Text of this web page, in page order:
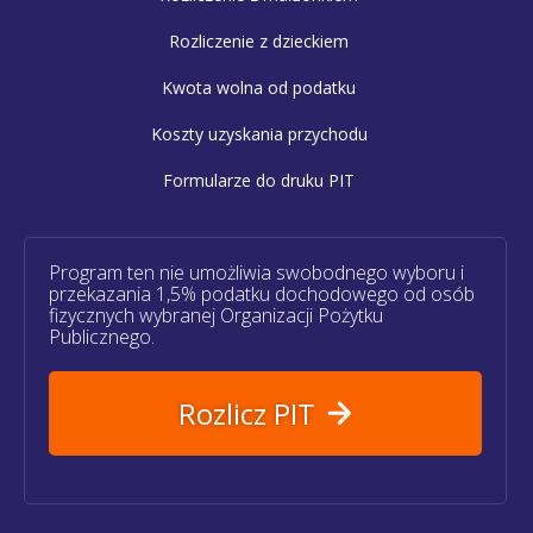
Rozliczenie z dzieckiem
Kwota wolna od podatku
Koszty uzyskania przychodu
Formularze do druku PIT
Program ten nie umożliwia swobodnego wyboru i
przekazania 1,5% podatku dochodowego od osób
fizycznych wybranej Organizacji Pożytku
Publicznego.
Rozlicz PIT